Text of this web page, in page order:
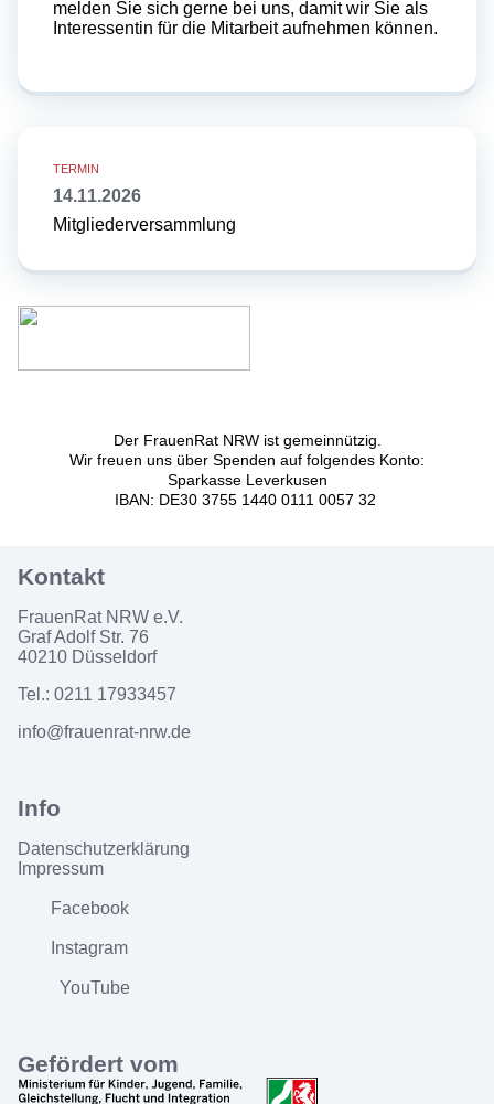
melden Sie sich gerne bei uns, damit wir Sie als
Interessentin für die Mitarbeit aufnehmen können.
14.11.2026
Mitgliederversammlung
Der FrauenRat NRW ist gemeinnützig.
Wir freuen uns über Spenden auf folgendes Konto:
Sparkasse Leverkusen
IBAN: DE30 3755 1440 0111 0057 32
FrauenRat NRW e.V.
Graf Adolf Str. 76
40210 Düsseldorf
Tel.: 0211 17933457
info@frauenrat-nrw.de
Datenschutzerklärung
Impressum
Facebook
Instagram
YouTube